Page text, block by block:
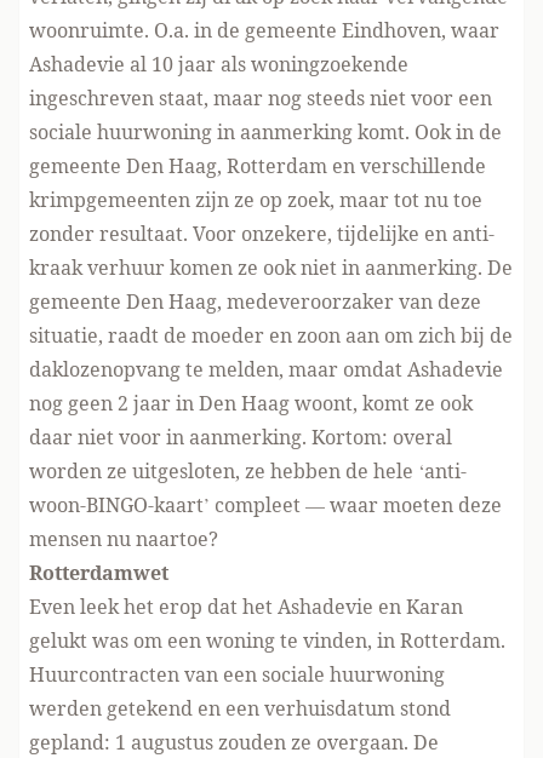
woonruimte. O.a. in de gemeente Eindhoven, waar
Ashadevie al 10 jaar als woningzoekende
ingeschreven staat, maar nog steeds niet voor een
sociale huurwoning in aanmerking komt. Ook in de
gemeente Den Haag, Rotterdam en verschillende
krimpgemeenten zijn ze op zoek, maar tot nu toe
zonder resultaat. Voor onzekere, tijdelijke en anti-
kraak verhuur komen ze ook niet in aanmerking. De
gemeente Den Haag, medeveroorzaker van deze
situatie, raadt de moeder en zoon aan om zich bij de
daklozenopvang te melden, maar omdat Ashadevie
nog geen 2 jaar in Den Haag woont, komt ze ook
daar niet voor in aanmerking. Kortom: overal
worden ze uitgesloten, ze hebben de hele ‘anti-
woon-BINGO-kaart’ compleet — waar moeten deze
mensen nu naartoe?
Rotterdamwet
Even leek het erop dat het Ashadevie en Karan
gelukt was om een woning te vinden, in Rotterdam.
Huurcontracten van een sociale huurwoning
werden getekend en een verhuisdatum stond
gepland: 1 augustus zouden ze overgaan. De